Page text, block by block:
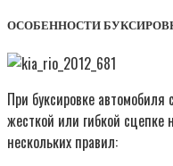
ОСОБЕННОСТИ
При буксировке автомобиля
жесткой или гибкой сцепке
нескольких правил: